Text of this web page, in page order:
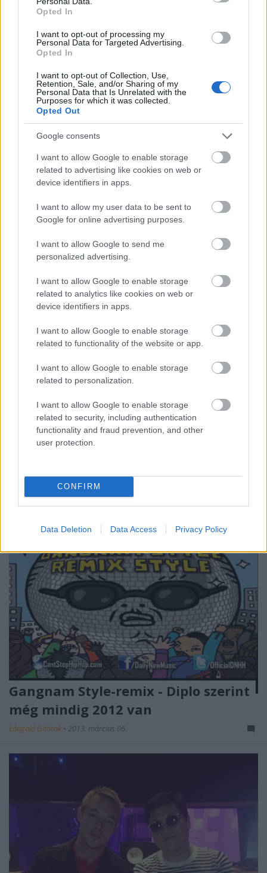
Opted In
I want to opt-out of processing my
Personal Data for Targeted Advertising.
Opted In
I want to opt-out of Collection, Use,
Retention, Sale, and/or Sharing of my
Personal Data that Is Unrelated with the
Purposes for which it was collected.
Opted Out
Google consents
I want to allow Google to enable storage
related to advertising like cookies on web or
device identifiers in apps.
I want to allow my user data to be sent to
Google for online advertising purposes.
I want to allow Google to send me
personalized advertising.
I want to allow Google to enable storage
related to analytics like cookies on web or
device identifiers in apps.
I want to allow Google to enable storage
related to functionality of the website or app.
I want to allow Google to enable storage
related to personalization.
I want to allow Google to enable storage
related to security, including authentication
functionality and fraud prevention, and other
user protection.
CONFIRM
Data Deletion Data Access Privacy Policy
Nem tudjuk, melyik elvetemült szervező ötlete volt a
hétvégi Roma-Lazio kupadöntő félidei showjára
t felkérni, de most vagy ő maga, vagy a ...
Laza seggriszálás lett Psy új tánca -
Itt a Gentleman klipje
Lángoló Gitárok• 2013. április 13.
főszereplője, amiben a koreai popsztár azt ...
Gangnam Style-remix - Diplo szerint
még mindig 2012 van
Lángoló Gitárok • 2013. március 06.